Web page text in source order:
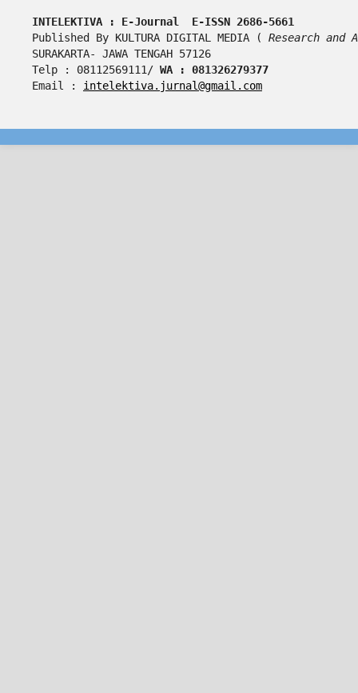
INTELEKTIVA : E-Journal  E-ISSN 2686-5661
Published By KULTURA DIGITAL MEDIA ( Research and
SURAKARTA- JAWA TENGAH 57126
Telp : 08112569111/ WA : 081326279377
Email : intelektiva.jurnal@gmail.com